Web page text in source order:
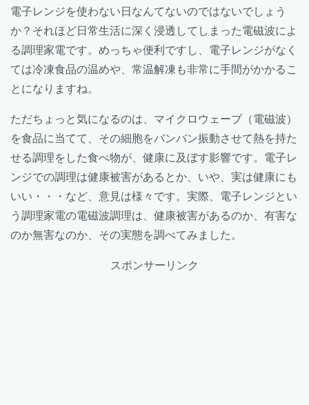
電子レンジを使わない日なんてないのではないでしょう
か？それほど日常生活に深く浸透してしまった電磁波によ
る調理家電です。めっちゃ便利ですし、電子レンジがなく
ては冷凍食品の温めや、常温解凍も非常に手間がかかるこ
とになりますね。
ただちょっと気になるのは、マイクロウェーブ（電磁波）
を食品に当てて、その細胞をバンバン振動させて熱を持た
せる調理をした食べ物が、健康に及ぼす影響です。電子レ
ンジでの調理は健康被害があるとか、いや、実は健康にも
いい・・・など、意見は様々です。実際、電子レンジとい
う調理家電の電磁波調理は、健康被害があるのか、有害な
のか無害なのか、その実態を調べてみました。
スポンサーリンク